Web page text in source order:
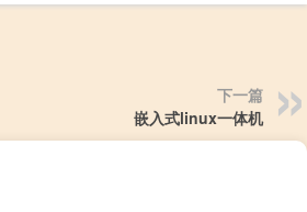
下一篇
嵌入式linux一体机